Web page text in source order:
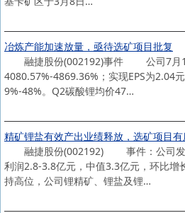
冶炼产能加速放量，亟待选矿项目批复
融捷股份(002192)事件 公司7月13
4080.57%-4869.36%；实现EPS为
9%-48%。Q2碳酸锂均价47…
精矿锂盐有效产出业绩释放，选矿项目
融捷股份(002192) 事件：公司发布
利润2.8-3.8亿元，中值3.3亿元，环比
持高位，公司锂精矿、锂盐及锂…